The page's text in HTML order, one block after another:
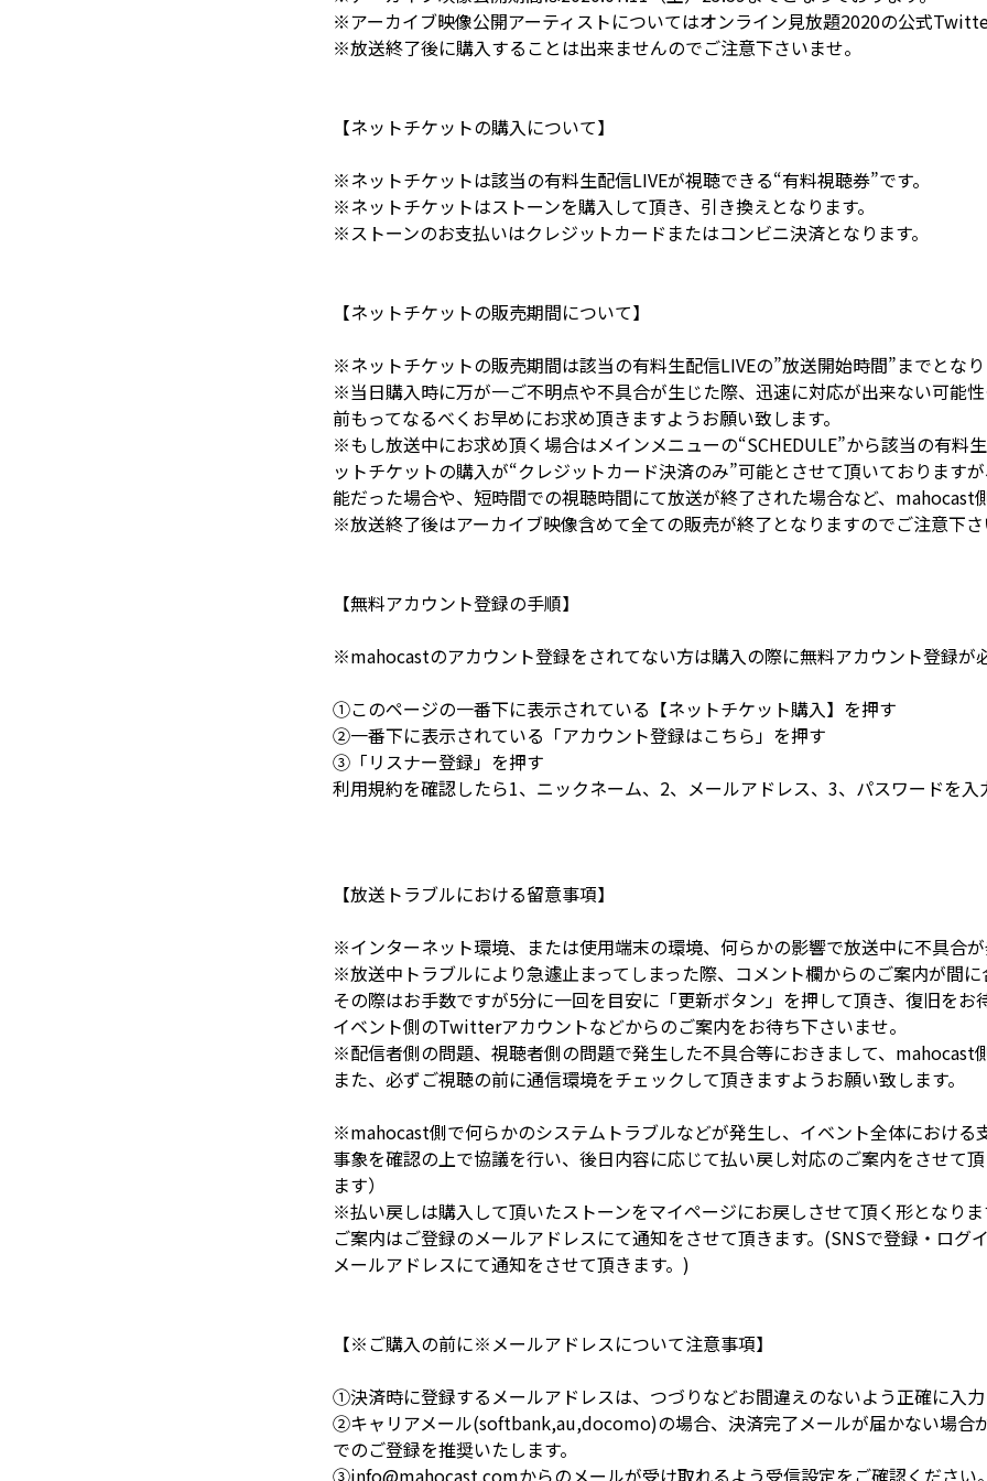
※アーカイブ映像公開アーティストについてはオンライン見放題2020の公式
※放送終了後に購入することは出来ませんのでご注意下さいませ。
【ネットチケットの購入について】
※ネットチケットは該当の有料生配信LIVEが視聴できる“有料視聴券”です。
※ネットチケットはストーンを購入して頂き、引き換えとなります。
※ストーンのお支払いはクレジットカードまたはコンビニ決済となります。
【ネットチケットの販売期間について】
※ネットチケットの販売期間は該当の有料生配信LIVEの”放送開始時間”までとな
※当日購入時に万が一ご不明点や不具合が生じた際、迅速に対応が出来ない可能
前もってなるべくお早めにお求め頂きますようお願い致します。
※もし放送中にお求め頂く場合はメインメニューの“SCHEDULE”から該当の有料
ットチケットの購入が“クレジットカード決済のみ”可能とさせて頂いております
能だった場合や、短時間での視聴時間にて放送が終了された場合など、
※放送終了後はアーカイブ映像含めて全ての販売が終了となりますのでご注意下
【無料アカウント登録の手順】
※mahocastのアカウント登録をされてない方は購入の際に無料アカウント登録が
①このページの一番下に表示されている【ネットチケット購入】を押す
②一番下に表示されている「アカウント登録はこちら」を押す
③「リスナー登録」を押す
利用規約を確認したら1、ニックネーム、2、メールアドレス、3、パスワードを
【放送トラブルにおける留意事項】
※インターネット環境、または使用端末の環境、何らかの影響で放送中に不具合
※放送中トラブルにより急遽止まってしまった際、コメント欄からのご案内が間
その際はお手数ですが5分に一回を目安に「更新ボタン」を押して頂き、復旧をお
イベント側のTwitterアカウントなどからのご案内をお待ち下さいませ。
※配信者側の問題、視聴者側の問題で発生した不具合等におきまして、mahocast
また、必ずご視聴の前に通信環境をチェックして頂きますようお願い致します。
※mahocast側で何らかのシステムトラブルなどが発生し、イベント全体における
事象を確認の上で協議を行い、後日内容に応じて払い戻し対応のご案内をさせて
ます）
※払い戻しは購入して頂いたストーンをマイページにお戻しさせて頂く形となりま
ご案内はご登録のメールアドレスにて通知をさせて頂きます。(SNSで登録・ロ
メールアドレスにて通知をさせて頂きます。)
【※ご購入の前に※メールアドレスについて注意事項】
①決済時に登録するメールアドレスは、つづりなどお間違えのないよう正確に入
②キャリアメール(softbank,au,docomo)の場合、決済完了メールが届かない場合
でのご登録を推奨いたします。
③info@mahocast.comからのメールが受け取れるよう受信設定をご確認ください